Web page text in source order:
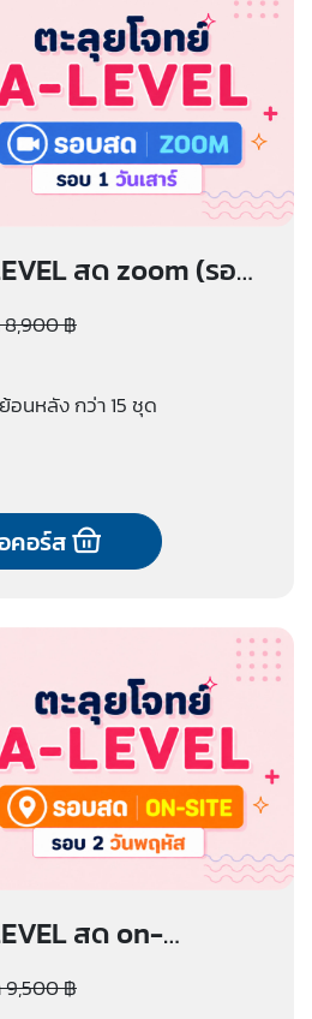
สด zoom (รอบ
8,900 ฿
อนหลัง กว่า 15 ชุด
คอร์ส
สด on-
ฤหัส)
9,500 ฿